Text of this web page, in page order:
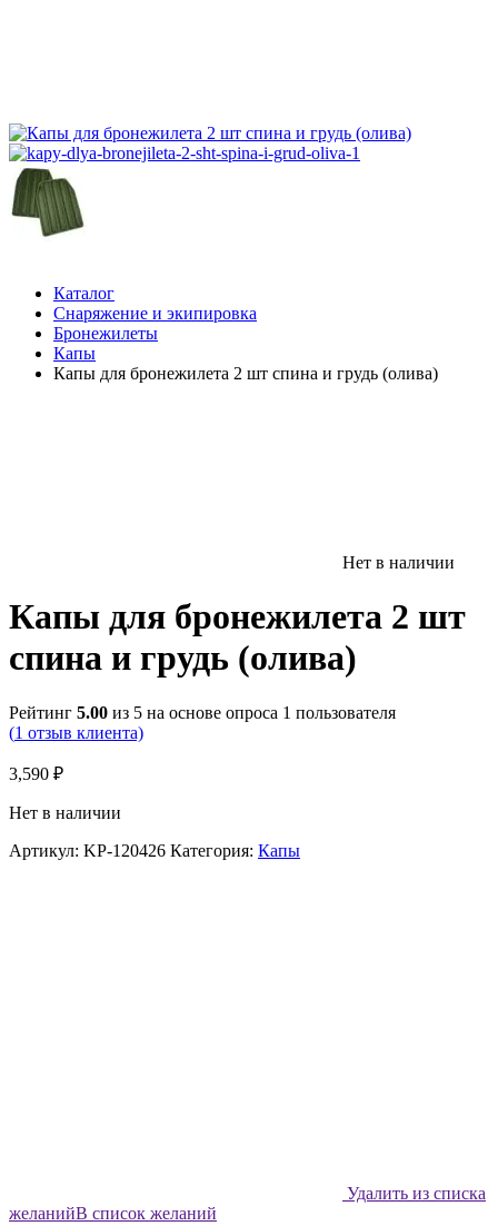
Каталог
Снаряжение и экипировка
Бронежилеты
Капы
Капы для бронежилета 2 шт спина и грудь (олива)
Нет в наличии
Капы для бронежилета 2 шт
спина и грудь (олива)
Рейтинг 5.00 из 5 на основе опроса 1 пользователя
(1 отзыв клиента)
3,590 ₽
Нет в наличии
Артикул: KP-120426 Категория: Капы
Удалить из списка
желанийВ список желаний